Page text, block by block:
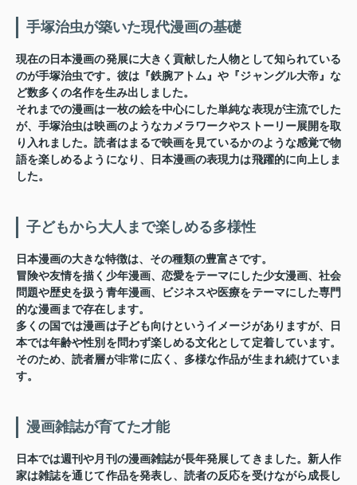
手塚治虫が築いた現代漫画の基礎
現在の日本漫画の発展に大きく貢献した人物として知られている
のが手塚治虫です。彼は『鉄腕アトム』や『ジャングル大帝』な
ど数多くの名作を生み出しました。
それまでの漫画は一枚の絵を中心にした単純な表現が主流でした
が、手塚治虫は映画のようなカメラワークやストーリー展開を取
り入れました。読者はまるで映画を見ているかのような感覚で物
語を楽しめるようになり、日本漫画の表現力は飛躍的に向上しま
した。
子どもから大人まで楽しめる多様性
日本漫画の大きな特徴は、その種類の豊富さです。
冒険や友情を描く少年漫画、恋愛をテーマにした少女漫画、社会
問題や歴史を扱う青年漫画、ビジネスや医療をテーマにした専門
的な漫画まで存在します。
多くの国では漫画は子ども向けというイメージがありますが、日
本では年齢や性別を問わず楽しめる文化として定着しています。
そのため、読者層が非常に広く、多様な作品が生まれ続けていま
す。
漫画雑誌が育てた才能
日本では週刊や月刊の漫画雑誌が長年発展してきました。新人作
家は雑誌を通じて作品を発表し、読者の反応を受けながら成長し